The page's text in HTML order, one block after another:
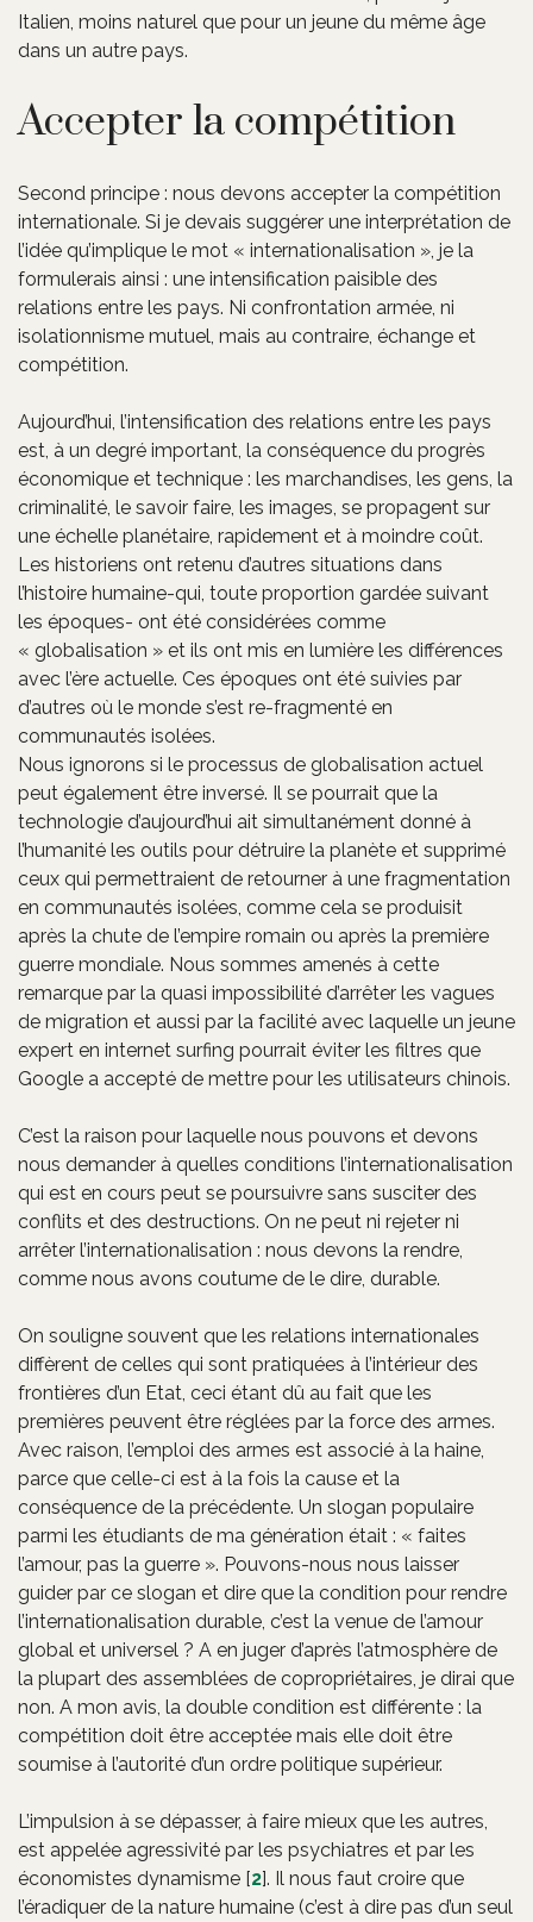
Italien, moins naturel que pour un jeune du même âge
dans un autre pays.
Accepter la compétition
Second principe : nous devons accepter la compétition
internationale. Si je devais suggérer une interprétation de
l’idée qu’implique le mot « internationalisation », je la
formulerais ainsi : une intensification paisible des
relations entre les pays. Ni confrontation armée, ni
isolationnisme mutuel, mais au contraire, échange et
compétition.
Aujourd’hui, l’intensification des relations entre les pays
est, à un degré important, la conséquence du progrès
économique et technique : les marchandises, les gens, la
criminalité, le savoir faire, les images, se propagent sur
une échelle planétaire, rapidement et à moindre coût.
Les historiens ont retenu d’autres situations dans
l’histoire humaine-qui, toute proportion gardée suivant
les époques- ont été considérées comme
« globalisation » et ils ont mis en lumière les différences
avec l’ère actuelle. Ces époques ont été suivies par
d’autres où le monde s’est re-fragmenté en
communautés isolées.
Nous ignorons si le processus de globalisation actuel
peut également être inversé. Il se pourrait que la
technologie d’aujourd’hui ait simultanément donné à
l’humanité les outils pour détruire la planète et supprimé
ceux qui permettraient de retourner à une fragmentation
en communautés isolées, comme cela se produisit
après la chute de l’empire romain ou après la première
guerre mondiale. Nous sommes amenés à cette
remarque par la quasi impossibilité d’arrêter les vagues
de migration et aussi par la facilité avec laquelle un jeune
expert en internet surfing pourrait éviter les filtres que
Google a accepté de mettre pour les utilisateurs chinois.
C’est la raison pour laquelle nous pouvons et devons
nous demander à quelles conditions l’internationalisation
qui est en cours peut se poursuivre sans susciter des
conflits et des destructions. On ne peut ni rejeter ni
arrêter l’internationalisation : nous devons la rendre,
comme nous avons coutume de le dire, durable.
On souligne souvent que les relations internationales
diffèrent de celles qui sont pratiquées à l’intérieur des
frontières d’un Etat, ceci étant dû au fait que les
premières peuvent être réglées par la force des armes.
Avec raison, l’emploi des armes est associé à la haine,
parce que celle-ci est à la fois la cause et la
conséquence de la précédente. Un slogan populaire
parmi les étudiants de ma génération était : « faites
l’amour, pas la guerre ». Pouvons-nous nous laisser
guider par ce slogan et dire que la condition pour rendre
l’internationalisation durable, c’est la venue de l’amour
global et universel ? A en juger d’après l’atmosphère de
la plupart des assemblées de copropriétaires, je dirai que
non. A mon avis, la double condition est différente : la
compétition doit être acceptée mais elle doit être
soumise à l’autorité d’un ordre politique supérieur.
L’impulsion à se dépasser, à faire mieux que les autres,
est appelée agressivité par les psychiatres et par les
économistes dynamisme [2]. Il nous faut croire que
l’éradiquer de la nature humaine (c’est à dire pas d’un seul